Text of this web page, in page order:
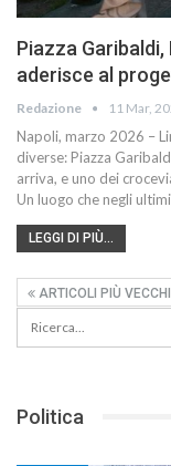
Piazza
aderisce al
Redazione 11 Mar,
Napoli, marzo 2026 –
diverse: Piazza
arriva, e uno dei
Un luogo che negli
LEGGI DI PIÙ...
ARTICOLI PIÙ VECCHI
Politica